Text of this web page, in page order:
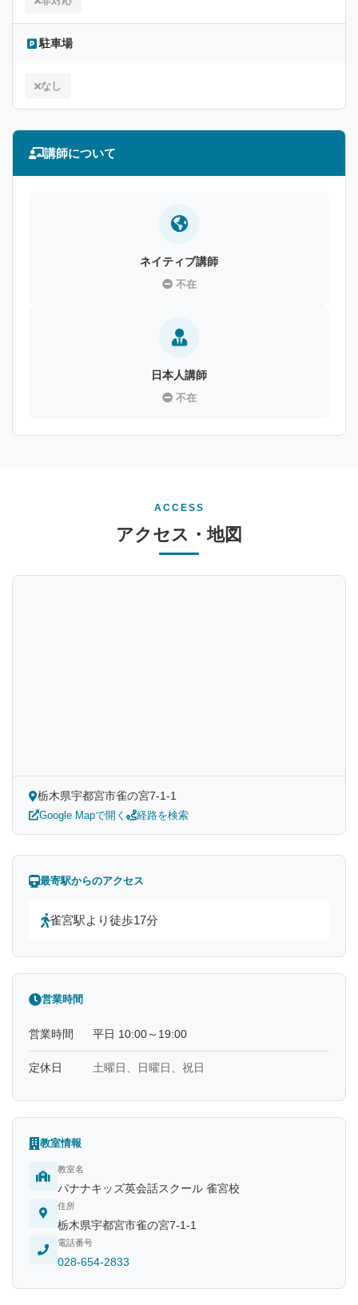
駐車場
なし
講師について
ネイティブ講師
不在
日本人講師
不在
ACCESS
アクセス・地図
栃木県宇都宮市雀の宮7-1-1
Google Mapで開く 経路を検索
最寄駅からのアクセス
雀宮駅より徒歩17分
営業時間
営業時間 平日 10:00～19:00
定休日 土曜日、日曜日、祝日
教室情報
教室名
バナナキッズ英会話スクール 雀宮校
住所
栃木県宇都宮市雀の宮7-1-1
電話番号
028-654-2833